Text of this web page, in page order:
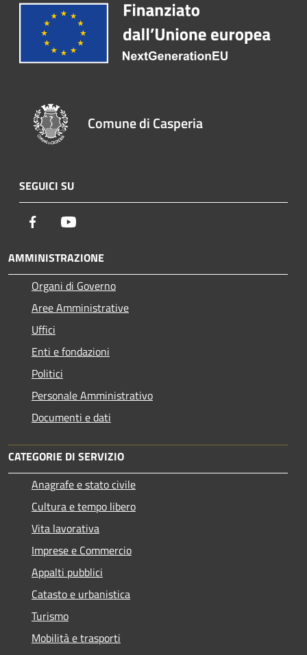
Comune di Casperia
SEGUICI SU
Facebook
AMMINISTRAZIONE
Organi di Governo
Aree Amministrative
Uffici
Enti e fondazioni
Politici
Personale Amministrativo
Documenti e dati
CATEGORIE DI SERVIZIO
Anagrafe e stato civile
Cultura e tempo libero
Vita lavorativa
Imprese e Commercio
Appalti pubblici
Catasto e urbanistica
Turismo
Mobilità e trasporti